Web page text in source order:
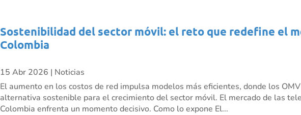
Sostenibilidad del sector móvil: el reto que redefine el
Colombia
15 Abr 2026 | Noticias
El aumento en los costos de red impulsa modelos más eficientes, donde los
alternativa sostenible para el crecimiento del sector móvil. El mercado de las
Colombia enfrenta un momento decisivo. Como lo expone El...